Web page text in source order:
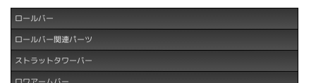
ロールバー
ロールバー関連パーツ
ストラットタワーバー